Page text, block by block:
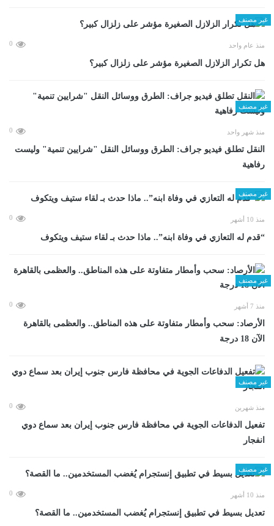
غير مصنف
منذ عام واحد 0
هل تكرار الزلازل الصغيرة مؤشر على زلزال كبير؟
غير مصنف
منذ شهر واحد 0
​النقل تطلق فيديو جراف: الطرق ووسائل النقل "شرايين تنمية" وليست
رفاهية
غير مصنف
منذ 10 أشهر 0
“قدم له التعازي في وفاة ابنه”.. ماذا حدث بـ لقاء ستيف ويتكوف
غير مصنف
منذ 7 أشهر 0
الأرصاد: سحب وأمطار متفاوتة على هذه المناطق.. والعظمى بالقاهرة
الآن 18 درجة
غير مصنف
منذ شهرين 0
تفعيل الدفاعات الجوية في محافظة فارس جنوب إيران بعد سماع دوي
انفجار
غير مصنف
منذ 10 أشهر 0
تعديل بسيط في تطبيق إنستجرام يُغضب المستخدمين.. ما القصة؟